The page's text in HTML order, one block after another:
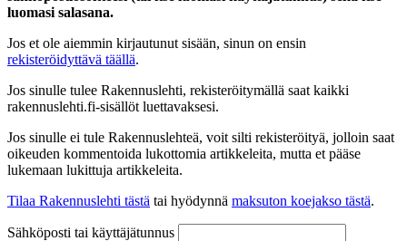
luomasi salasana.
Jos et ole aiemmin kirjautunut sisään, sinun on ensin
rekisteröidyttävä täällä.
Jos sinulle tulee Rakennuslehti, rekisteröitymällä saat kaikki
rakennuslehti.fi-sisällöt luettavaksesi.
Jos sinulle ei tule Rakennuslehteä, voit silti rekisteröityä, jolloin saat
oikeuden kommentoida lukottomia artikkeleita, mutta et pääse
lukemaan lukittuja artikkeleita.
Tilaa Rakennuslehti tästä tai hyödynnä maksuton koejakso tästä.
Sähköposti tai käyttäjätunnus